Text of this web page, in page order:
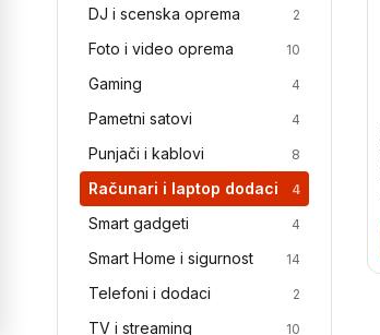
DJ i scenska oprema 2
Foto i video oprema 10
Gaming 4
Pametni satovi 4
Punjači i kablovi 8
Računari i laptop dodaci 4
Smart gadgeti 4
Smart Home i sigurnost 14
Telefoni i dodaci 2
TV i streaming 10